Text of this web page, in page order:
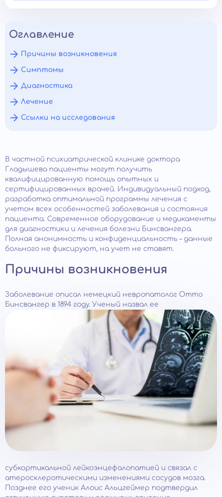
Оглавление
Причины возникновения
Симптомы
Диагностика
Лечение
Ссылки на исследования
В частной психиатрической клинике доктора
Гладышева пациенты могут получить
квалифицированную помощь опытных и
сертифицированных врачей. Индивидуальный подход,
разработка оптимальной программы лечения с
учетом всех особенностей заболевания и состояния
пациента. Современное оборудование и медикаменты
для диагностики и лечения болезни Бинсвангера.
Полная анонимность и конфиденциальность – данные
больного не фиксируют, на учет не ставят.
Причины возникновения
Заболевание описал немецкий невропатолог Отто
Бинсвангер в 1894 году. Ученый назвал ее
субкортикальной лейкоэнцефалопатией и связал с
атеросклеротическими изменениями сосудов мозга.
Позднее его ученик Алоис Альцгеймер подтвердил